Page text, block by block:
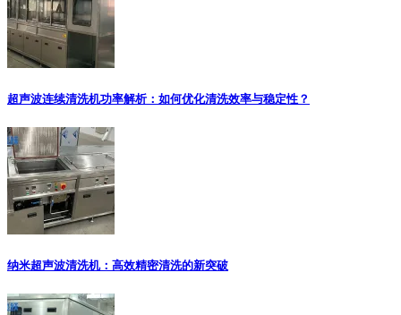
超声波连续清洗机功率解析：如何优化清洗效率与稳定性？
纳米超声波清洗机：高效精密清洗的新突破